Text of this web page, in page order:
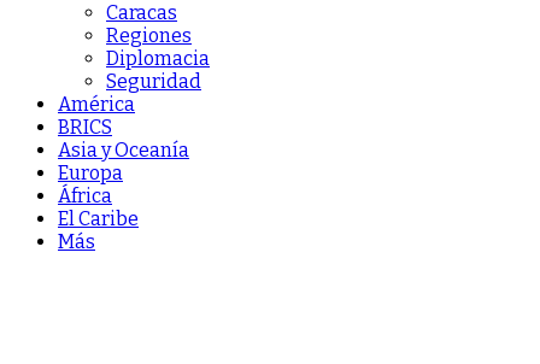
Caracas
Regiones
Diplomacia
Seguridad
América
BRICS
Asia y Oceanía
Europa
África
El Caribe
Más